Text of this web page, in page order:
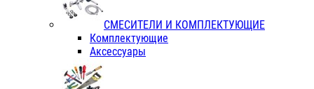
СМЕСИТЕЛИ И КОМПЛЕКТУЮЩИЕ
Комплектующие
Аксессуары